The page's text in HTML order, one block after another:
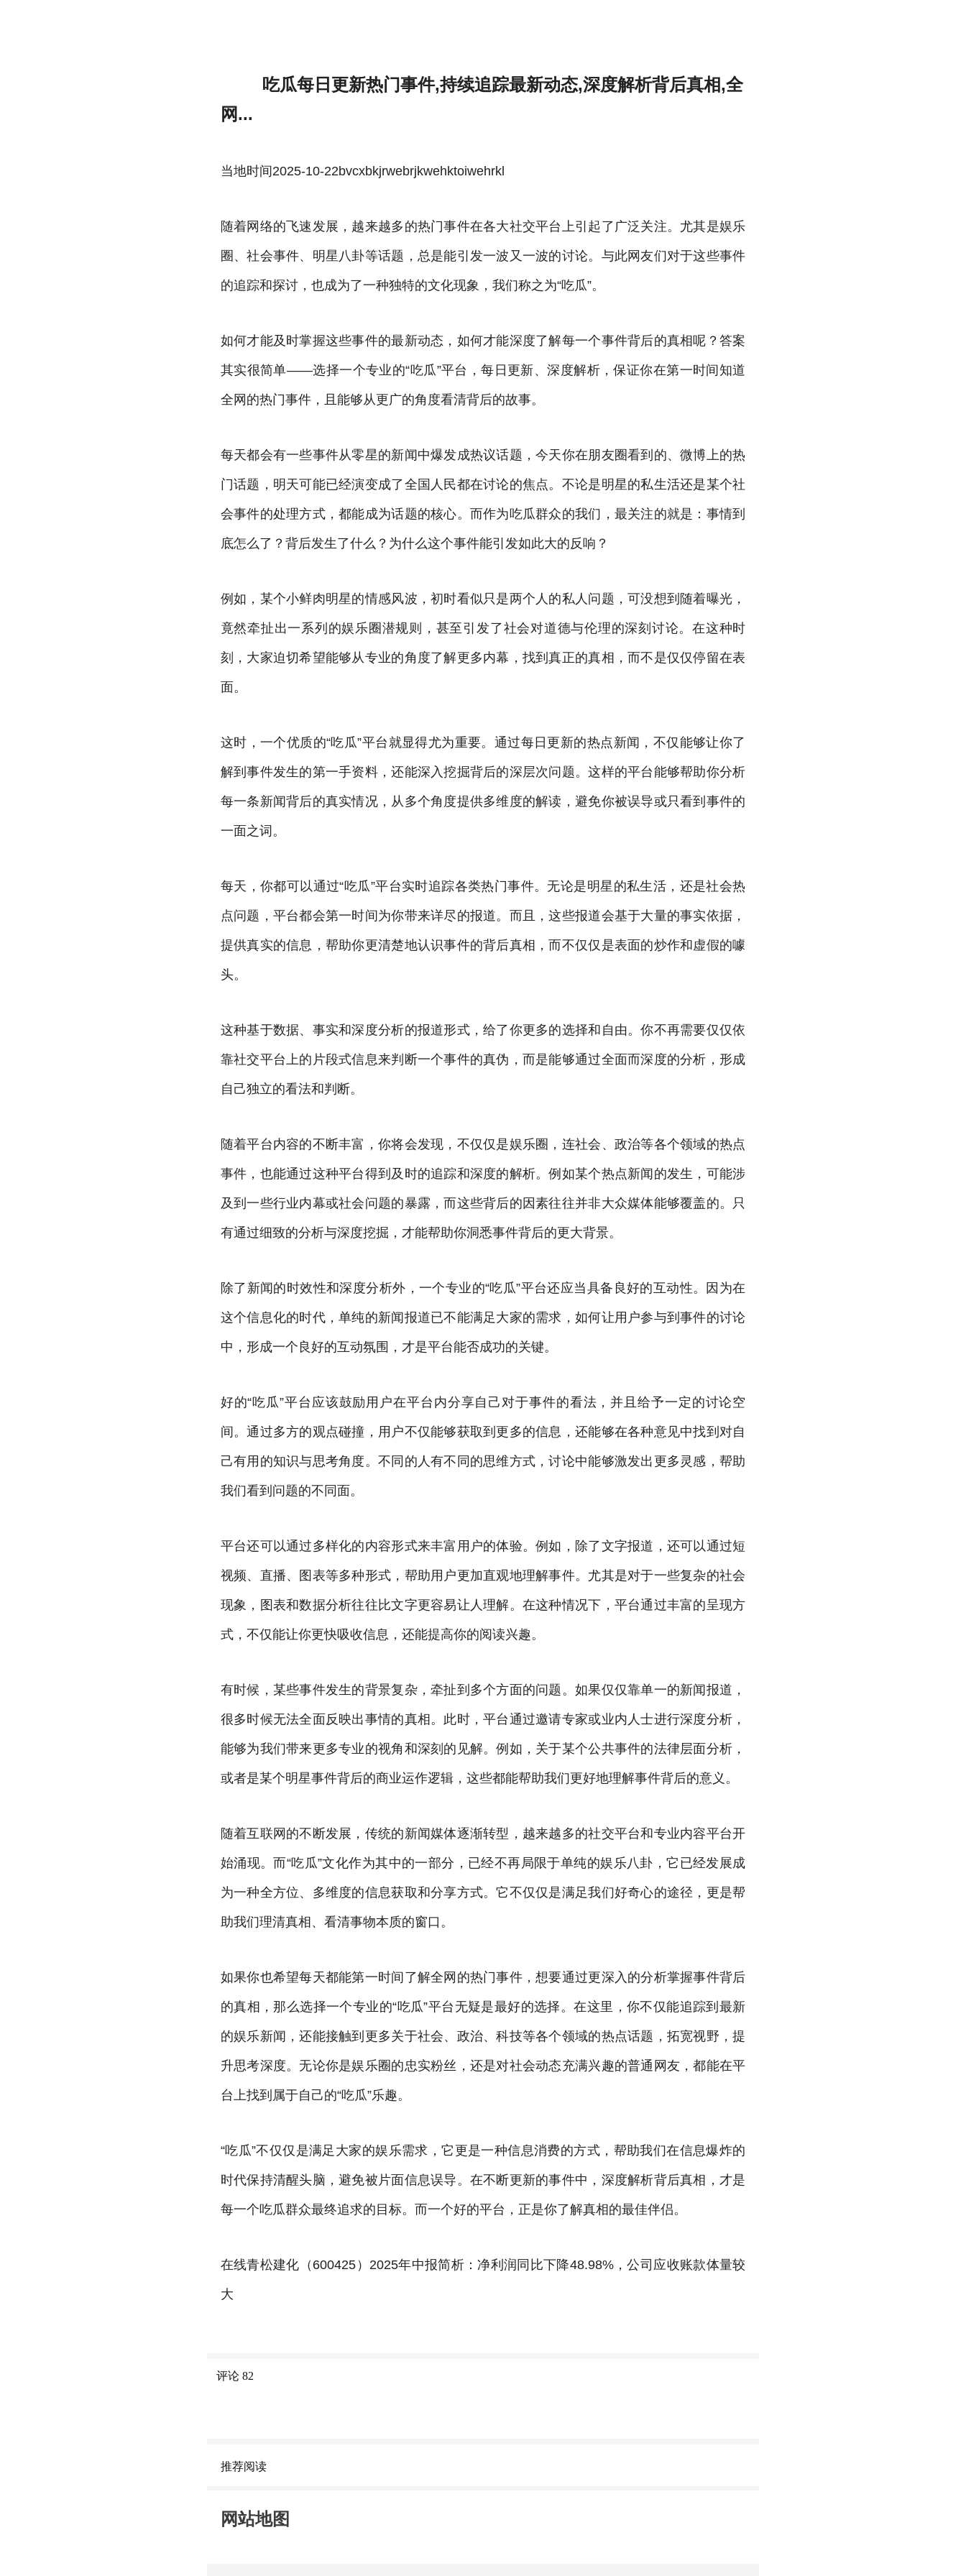
吃瓜每日更新热门事件,持续追踪最新动态,深度解析背后真相,全
网...
当地时间2025-10-22bvcxbkjrwebrjkwehktoiwehrkl
随着网络的飞速发展，越来越多的热门事件在各大社交平台上引起了广泛关注。尤其是娱乐
圈、社会事件、明星八卦等话题，总是能引发一波又一波的讨论。与此网友们对于这些事件
的追踪和探讨，也成为了一种独特的文化现象，我们称之为“吃瓜”。
如何才能及时掌握这些事件的最新动态，如何才能深度了解每一个事件背后的真相呢？答案
其实很简单——选择一个专业的“吃瓜”平台，每日更新、深度解析，保证你在第一时间知道
全网的热门事件，且能够从更广的角度看清背后的故事。
每天都会有一些事件从零星的新闻中爆发成热议话题，今天你在朋友圈看到的、微博上的热
门话题，明天可能已经演变成了全国人民都在讨论的焦点。不论是明星的私生活还是某个社
会事件的处理方式，都能成为话题的核心。而作为吃瓜群众的我们，最关注的就是：事情到
底怎么了？背后发生了什么？为什么这个事件能引发如此大的反响？
例如，某个小鲜肉明星的情感风波，初时看似只是两个人的私人问题，可没想到随着曝光，
竟然牵扯出一系列的娱乐圈潜规则，甚至引发了社会对道德与伦理的深刻讨论。在这种时
刻，大家迫切希望能够从专业的角度了解更多内幕，找到真正的真相，而不是仅仅停留在表
面。
这时，一个优质的“吃瓜”平台就显得尤为重要。通过每日更新的热点新闻，不仅能够让你了
解到事件发生的第一手资料，还能深入挖掘背后的深层次问题。这样的平台能够帮助你分析
每一条新闻背后的真实情况，从多个角度提供多维度的解读，避免你被误导或只看到事件的
一面之词。
每天，你都可以通过“吃瓜”平台实时追踪各类热门事件。无论是明星的私生活，还是社会热
点问题，平台都会第一时间为你带来详尽的报道。而且，这些报道会基于大量的事实依据，
提供真实的信息，帮助你更清楚地认识事件的背后真相，而不仅仅是表面的炒作和虚假的噱
头。
这种基于数据、事实和深度分析的报道形式，给了你更多的选择和自由。你不再需要仅仅依
靠社交平台上的片段式信息来判断一个事件的真伪，而是能够通过全面而深度的分析，形成
自己独立的看法和判断。
随着平台内容的不断丰富，你将会发现，不仅仅是娱乐圈，连社会、政治等各个领域的热点
事件，也能通过这种平台得到及时的追踪和深度的解析。例如某个热点新闻的发生，可能涉
及到一些行业内幕或社会问题的暴露，而这些背后的因素往往并非大众媒体能够覆盖的。只
有通过细致的分析与深度挖掘，才能帮助你洞悉事件背后的更大背景。
除了新闻的时效性和深度分析外，一个专业的“吃瓜”平台还应当具备良好的互动性。因为在
这个信息化的时代，单纯的新闻报道已不能满足大家的需求，如何让用户参与到事件的讨论
中，形成一个良好的互动氛围，才是平台能否成功的关键。
好的“吃瓜”平台应该鼓励用户在平台内分享自己对于事件的看法，并且给予一定的讨论空
间。通过多方的观点碰撞，用户不仅能够获取到更多的信息，还能够在各种意见中找到对自
己有用的知识与思考角度。不同的人有不同的思维方式，讨论中能够激发出更多灵感，帮助
我们看到问题的不同面。
平台还可以通过多样化的内容形式来丰富用户的体验。例如，除了文字报道，还可以通过短
视频、直播、图表等多种形式，帮助用户更加直观地理解事件。尤其是对于一些复杂的社会
现象，图表和数据分析往往比文字更容易让人理解。在这种情况下，平台通过丰富的呈现方
式，不仅能让你更快吸收信息，还能提高你的阅读兴趣。
有时候，某些事件发生的背景复杂，牵扯到多个方面的问题。如果仅仅靠单一的新闻报道，
很多时候无法全面反映出事情的真相。此时，平台通过邀请专家或业内人士进行深度分析，
能够为我们带来更多专业的视角和深刻的见解。例如，关于某个公共事件的法律层面分析，
或者是某个明星事件背后的商业运作逻辑，这些都能帮助我们更好地理解事件背后的意义。
随着互联网的不断发展，传统的新闻媒体逐渐转型，越来越多的社交平台和专业内容平台开
始涌现。而“吃瓜”文化作为其中的一部分，已经不再局限于单纯的娱乐八卦，它已经发展成
为一种全方位、多维度的信息获取和分享方式。它不仅仅是满足我们好奇心的途径，更是帮
助我们理清真相、看清事物本质的窗口。
如果你也希望每天都能第一时间了解全网的热门事件，想要通过更深入的分析掌握事件背后
的真相，那么选择一个专业的“吃瓜”平台无疑是最好的选择。在这里，你不仅能追踪到最新
的娱乐新闻，还能接触到更多关于社会、政治、科技等各个领域的热点话题，拓宽视野，提
升思考深度。无论你是娱乐圈的忠实粉丝，还是对社会动态充满兴趣的普通网友，都能在平
台上找到属于自己的“吃瓜”乐趣。
“吃瓜”不仅仅是满足大家的娱乐需求，它更是一种信息消费的方式，帮助我们在信息爆炸的
时代保持清醒头脑，避免被片面信息误导。在不断更新的事件中，深度解析背后真相，才是
每一个吃瓜群众最终追求的目标。而一个好的平台，正是你了解真相的最佳伴侣。
在线青松建化（600425）2025年中报简析：净利润同比下降48.98%，公司应收账款体量较
大
评论 82
推荐阅读
网站地图